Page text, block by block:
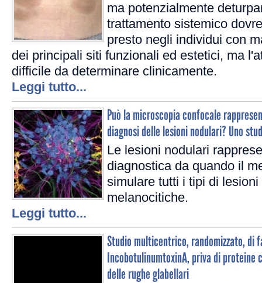
ma potenzialmente
trattamento sistemico
presto negli individui con
dei principali siti funzionali ed estetici, ma
difficile da determinare clinicamente.
Leggi tutto...
Può la microscopia confocale
diagnosi delle lesioni nodulari? Uno
Le lesioni nodulari
diagnostica da quando il
simulare tutti i tipi di
melanocitiche.
Leggi tutto...
Studio multicentrico, randomizzato, di
IncobotulinumtoxinA, priva di
delle rughe glabellari